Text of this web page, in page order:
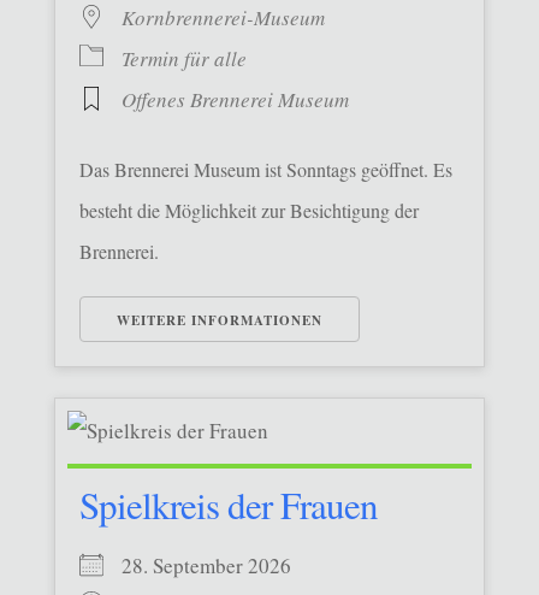
Kornbrennerei-Museum
Termin für alle
Offenes Brennerei Museum
Das Brennerei Museum ist Sonntags geöffnet. Es
besteht die Möglichkeit zur Besichtigung der
Brennerei.
WEITERE INFORMATIONEN
Spielkreis der Frauen
28. September 2026